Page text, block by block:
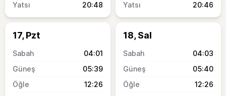
20:48
20:46
17, Pzt
04:01
05:39
12:26
18, Sal
04:03
05:40
12:26